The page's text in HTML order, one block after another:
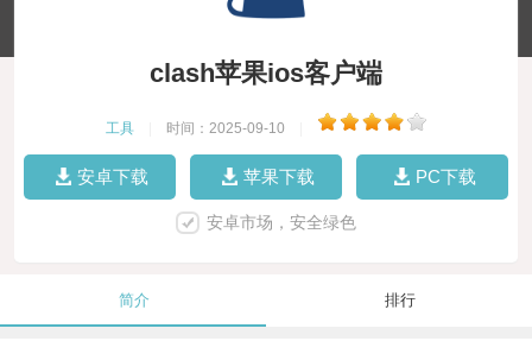
clash苹果ios客户端
工具 时间：2025-09-10
安卓下载 苹果下载 PC下载
安卓市场，安全绿色
简介 排行